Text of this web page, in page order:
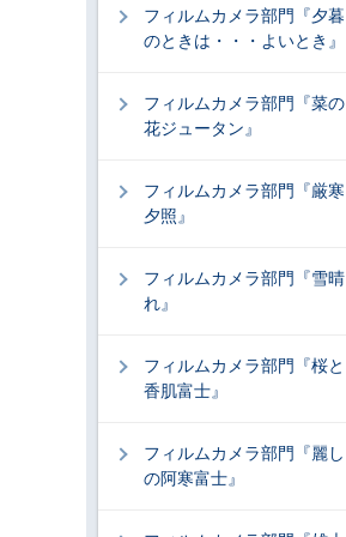
フィルムカメラ部門『夕暮
のときは・・・よいとき』
フィルムカメラ部門『菜の
花ジュータン』
フィルムカメラ部門『厳寒
夕照』
フィルムカメラ部門『雪晴
れ』
フィルムカメラ部門『桜と
香肌富士』
フィルムカメラ部門『麗し
の阿寒富士』